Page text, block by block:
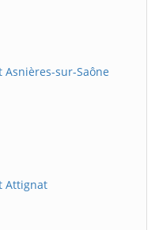
sur-Saône
Attignat